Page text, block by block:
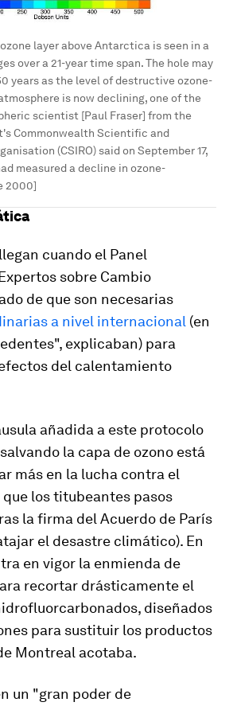
layer above Antarctica is seen in a
over a 21-year time span. The hole may
years as the level of destructive ozone-
is now declining, one of the
scientist [Paul Fraser] from the
Commonwealth Scientific and
(CSIRO) said on September 17,
measured a decline in ozone-
2000]
cuando el Panel
sobre Cambio
de que son necesarias
a nivel internacional (en
explicaban) para
del calentamiento
añadida a este protocolo
la capa de ozono está
más en la lucha contra el
los titubeantes pasos
la firma del Acuerdo de París
el desastre climático). En
en vigor la enmienda de
recortar drásticamente el
diseñados
para sustituir los productos
Montreal acotaba.
un "gran poder de